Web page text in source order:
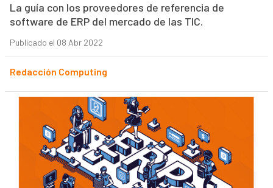
La guía con los proveedores de referencia de
software de ERP del mercado de las TIC.
Publicado el 08 Abr 2022
Redacción Computing